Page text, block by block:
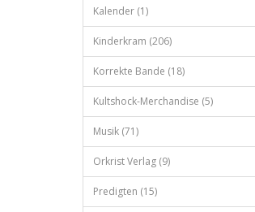
Kalender (1)
Kinderkram (206)
Korrekte Bande (18)
Kultshock-Merchandise (5)
Musik (71)
Orkrist Verlag (9)
Predigten (15)